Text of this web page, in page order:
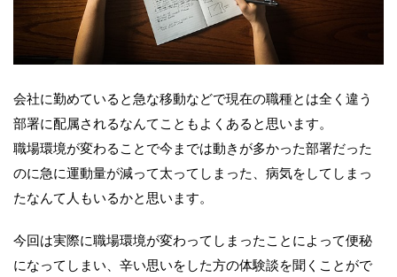
会社に勤めていると急な移動などで現在の職種とは全く違う
部署に配属されるなんてこともよくあると思います。
職場環境が変わることで今までは動きが多かった部署だった
のに急に運動量が減って太ってしまった、病気をしてしまっ
たなんて人もいるかと思います。
今回は実際に職場環境が変わってしまったことによって便秘
になってしまい、辛い思いをした方の体験談を聞くことがで